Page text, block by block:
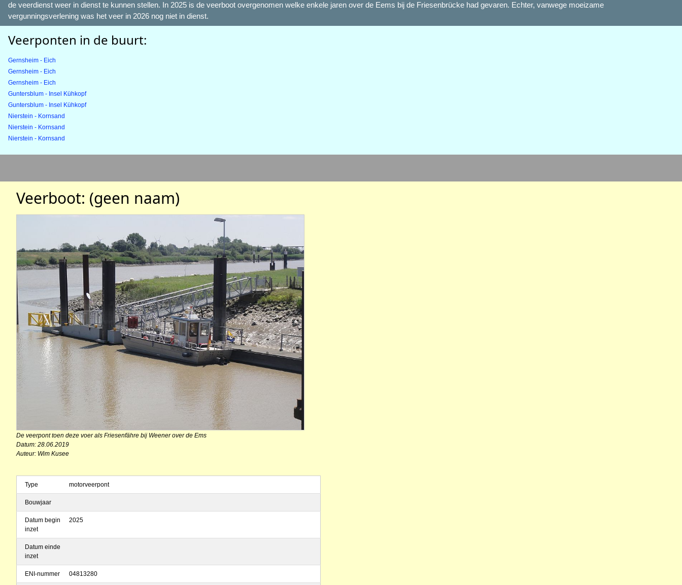
de veerdienst weer in dienst te kunnen stellen. In 2025 is de veerboot overgenomen welke enkele jaren over de Eems bij de Friesenbrücke had gevaren. Echter, vanwege moeizame
vergunningsverlening was het veer in 2026 nog niet in dienst.
Veerponten in de buurt:
Gernsheim - Eich
Gernsheim - Eich
Gernsheim - Eich
Guntersblum - Insel Kühkopf
Guntersblum - Insel Kühkopf
Nierstein - Kornsand
Nierstein - Kornsand
Nierstein - Kornsand
Veerboot: (geen naam)
De veerpont toen deze voer als Friesenfähre bij Weener over de Ems
Datum: 28.06.2019
Auteur: Wim Kusee
Type motorveerpont
Bouwjaar
Datum begin
inzet
2025
Datum einde
inzet
ENI-nummer 04813280